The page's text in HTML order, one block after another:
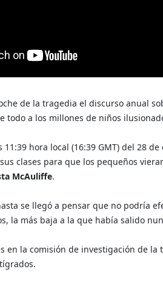
de la tragedia el discurso anual
todo a los millones de niños
hora local (16:39 GMT) del 28
clases para que los pequeños
McAuliffe.
se llegó a pensar que no podría
la más baja a la que había salido
en la comisión de investigación de